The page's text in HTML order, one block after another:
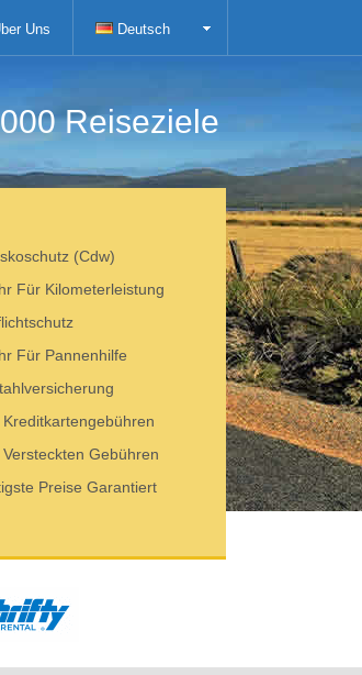
Uns Deutsch
Reiseziele
(Cdw)
Für Kilometerleistung
Für Pannenhilfe
Kreditkartengebühren
Versteckten Gebühren
Preise Garantiert